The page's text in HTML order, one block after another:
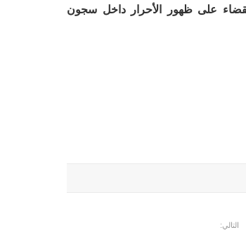
على ظهور الأحرار داخل سجون
التالي: